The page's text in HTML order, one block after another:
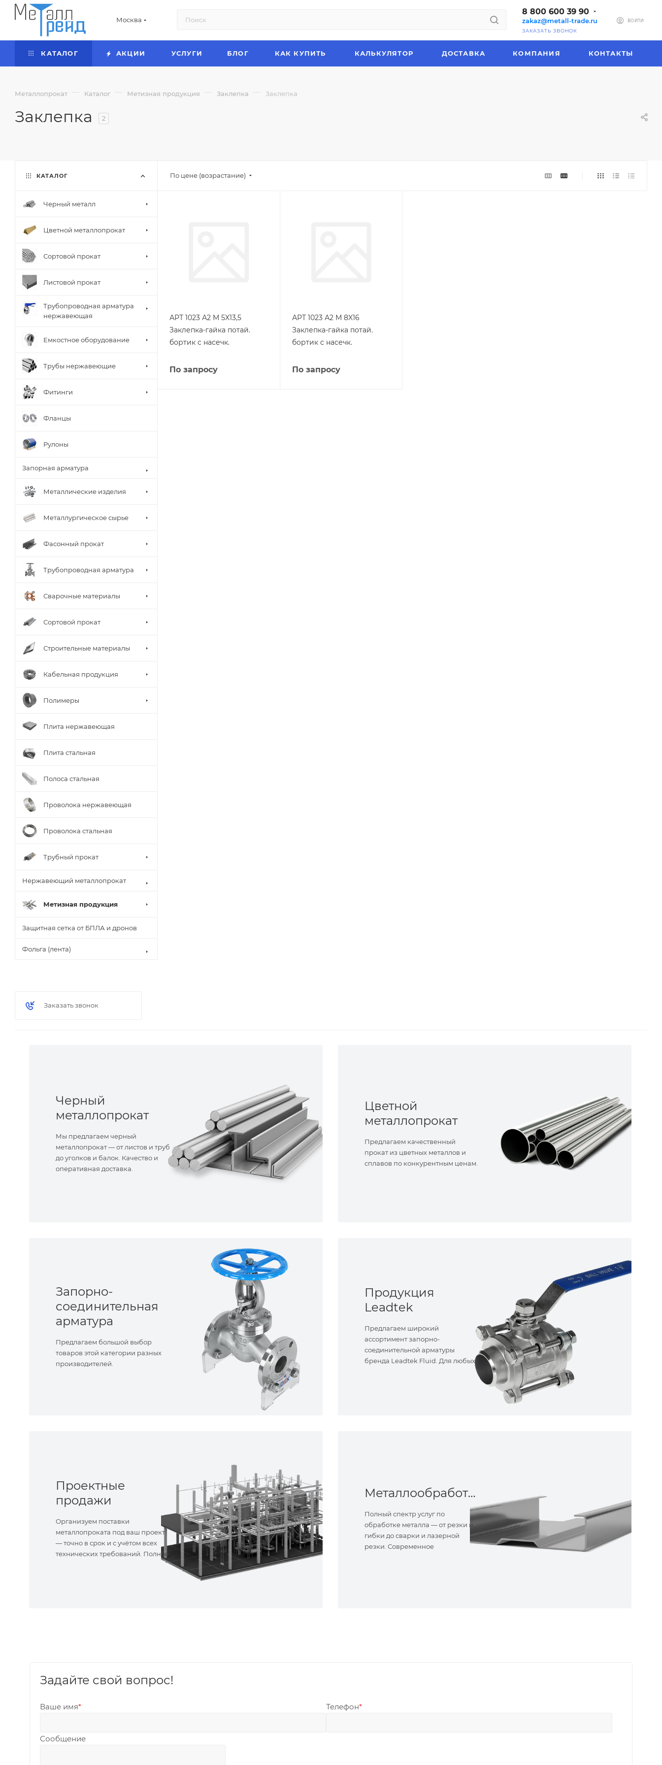
Москва
8 800 600 39 90
zakaz@metall-trade.ru
ЗАКАЗАТЬ ЗВОНОК
ВОЙТИ
КАТАЛОГ АКЦИИ УСЛУГИ БЛОГ КАК КУПИТЬ КАЛЬКУЛЯТОР ДОСТАВКА КОМПАНИЯ КОНТАКТЫ
Металлопрокат — Каталог — Метизная продукция — Заклепка — Заклепка
Заклепка 2
По цене (возрастание)
АРТ 1023 А2 M 5X13,5
Заклепка-гайка потай.
бортик с насечк.
По запросу
АРТ 1023 А2 M 8X16
Заклепка-гайка потай.
бортик с насечк.
По запросу
КАТАЛОГ
Черный металл
Цветной металлопрокат
Сортовой прокат
Листовой прокат
Трубопроводная арматура
нержавеющая
Емкостное оборудование
Трубы нержавеющие
Фитинги
Фланцы
Рулоны
Запорная арматура
Металлические изделия
Металлургическое сырье
Фасонный прокат
Трубопроводная арматура
Сварочные материалы
Сортовой прокат
Строительные материалы
Кабельная продукция
Полимеры
Плита нержавеющая
Плита стальная
Полоса стальная
Проволока нержавеющая
Проволока стальная
Трубный прокат
Нержавеющий металлопрокат
Метизная продукция
Защитная сетка от БПЛА и дронов
Фольга (лента)
Заказать звонок
Черный
металлопрокат
Мы предлагаем черный
металлопрокат — от листов и труб
до уголков и балок. Качество и
оперативная доставка.
Цветной
металлопрокат
Предлагаем качественный
прокат из цветных металлов и
сплавов по конкурентным ценам.
Запорно-
соединительная
арматура
Предлагаем большой выбор
товаров этой категории разных
производителей.
Продукция
Leadtek
Предлагаем широкий
ассортимент запорно-
соединительной арматуры
бренда Leadtek Fluid. Для любых
Проектные
продажи
Организуем поставки
металлопроката под ваш проект
— точно в срок и с учётом всех
технических требований. Полное
Металлообработка
Полный спектр услуг по
обработке металла — от резки и
гибки до сварки и лазерной
резки. Современное
Задайте свой вопрос!
Ваше имя* Телефон*
Сообщение